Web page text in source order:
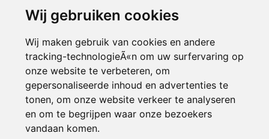
Wij gebruiken cookies
Wij maken gebruik van cookies en andere
tracking-technologieÃ«n om uw surfervaring op
onze website te verbeteren, om
gepersonaliseerde inhoud en advertenties te
tonen, om onze website verkeer te analyseren
en om te begrijpen waar onze bezoekers
vandaan komen.
de code te wijzigen.